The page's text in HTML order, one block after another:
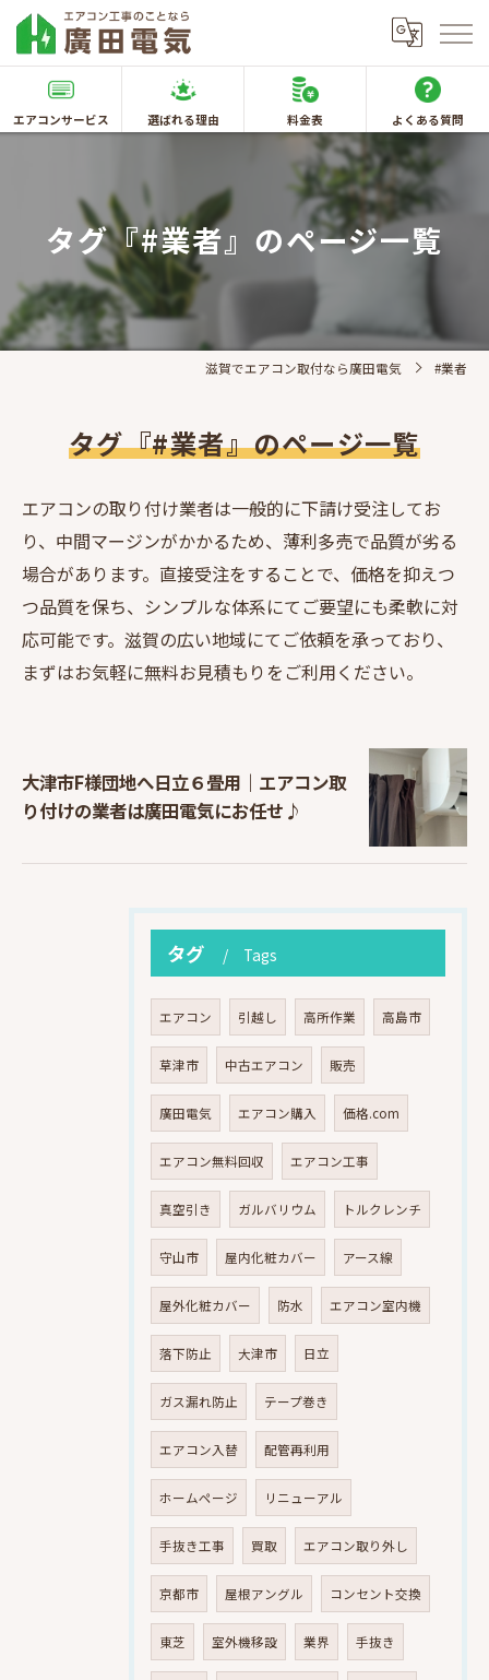
エアコンサービス 選ばれる理由 料金表 よくある質問
タグ『#業者』のページ一覧
滋賀でエアコン取付なら廣田電気 #業者
タグ『#業者』のページ一覧
エアコンの取り付け業者は一般的に下請け受注してお
り、中間マージンがかかるため、薄利多売で品質が劣る
場合があります。直接受注をすることで、価格を抑えつ
つ品質を保ち、シンプルな体系にてご要望にも柔軟に対
応可能です。滋賀の広い地域にてご依頼を承っており、
まずはお気軽に無料お見積もりをご利用ください。
大津市F様団地へ日立６畳用｜エアコン取
り付けの業者は廣田電気にお任せ♪
タグ Tags
エアコン 引越し 高所作業 高島市
草津市 中古エアコン 販売
廣田電気 エアコン購入 価格.com
エアコン無料回収 エアコン工事
真空引き ガルバリウム トルクレンチ
守山市 屋内化粧カバー アース線
屋外化粧カバー 防水 エアコン室内機
落下防止 大津市 日立
ガス漏れ防止 テープ巻き
エアコン入替 配管再利用
ホームページ リニューアル
手抜き工事 買取 エアコン取り外し
京都市 屋根アングル コンセント交換
東芝 室外機移設 業界 手抜き